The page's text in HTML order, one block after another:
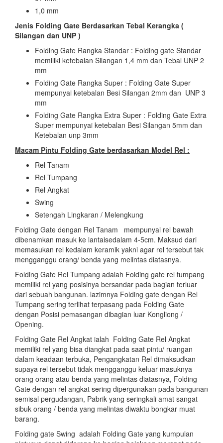
1,0 mm
Jenis Folding Gate Berdasarkan Tebal Kerangka (
Silangan dan UNP )
Folding Gate Rangka Standar : Folding gate Standar
memiliki ketebalan Silangan 1,4 mm dan Tebal UNP 2
mm
Folding Gate Rangka Super : Folding Gate Super
mempunyai ketebalan Besi Silangan 2mm dan UNP 3
mm
Folding Gate Rangka Extra Super : Folding Gate Extra
Super mempunyai ketebalan Besi Silangan 5mm dan
Ketebalan unp 3mm
Macam Pintu Folding Gate berdasarkan Model Rel :
Rel Tanam
Rel Tumpang
Rel Angkat
Swing
Setengah Lingkaran / Melengkung
Folding Gate dengan Rel Tanam mempunyai rel bawah
dibenamkan masuk ke lantaisedalam 4-5cm. Maksud dari
memasukan rel kedalam keramik yakni agar rel tersebut tak
mengganggu orang/ benda yang melintas diatasnya.
Folding Gate Rel Tumpang adalah Folding gate rel tumpang
memiliki rel yang posisinya bersandar pada bagian terluar
dari sebuah bangunan. lazimnya Folding gate dengan Rel
Tumpang sering terlihat terpasang pada Folding Gate
dengan Posisi pemasangan dibagian luar Kongliong /
Opening.
Folding Gate Rel Angkat ialah Folding Gate Rel Angkat
memiliki rel yang bisa diangkat pada saat pintu/ ruangan
dalam keadaan terbuka, Pengangkatan Rel dimaksudkan
supaya rel tersebut tidak mengganggu keluar masuknya
orang orang atau benda yang melintas diatasnya, Folding
Gate dengan rel angkat sering dipergunakan pada bangunan
semisal pergudangan, Pabrik yang seringkali amat sangat
sibuk orang / benda yang melintas diwaktu bongkar muat
barang.
Folding gate Swing adalah Folding Gate yang kumpulan